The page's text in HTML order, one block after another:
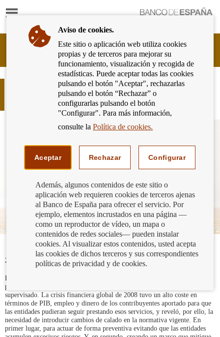
Mostrar
Ir
página
de
inicio
del
Banco
de
España
Cliente
Bancario
Banco
España
Eurosistema,
¿En qué consiste la resolución de un
22/06/2021
Los bancos prestan servicios esenciales a los ciudadanos y a las empresas;
por eso se considera un sector sistémico y está fuertemente regulado y
supervisado. La crisis financiera global de 2008 tuvo un alto coste en
términos de PIB, empleo y dinero de los contribuyentes aportado para que
las entidades pudieran seguir prestando esos servicios, y reveló, por ello, la
necesidad de introducir cambios de calado en la normativa vigente. En
primer lugar, para actuar de forma preventiva evitando que las entidades
Aviso de cookies.
Este sitio o aplicación web utiliza cookies
propias y de terceros para mejorar su
funcionamiento, visualización y recogida de
estadísticas. Puede aceptar todas las cookies
pulsando el botón "Aceptar", rechazarlas
pulsando el botón “Rechazar” o
configurarlas pulsando el botón
"Configurar". Para más información,
consulte laPolítica de cookies.
Aceptar Rechazar Configurar
Además, algunos contenidos de este sitio o
aplicación web requieren cookies de terceros ajenas
al Banco de España para ofrecer el servicio. Por
ejemplo, elementos incrustados en una página —
como un reproductor de vídeo, un mapa o
contenidos de redes sociales— pueden instalar
cookies. Al visualizar estos contenidos, usted acepta
las cookies de dichos terceros y sus correspondientes
políticas de privacidad y de cookies.